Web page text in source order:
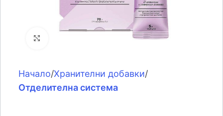
Начало Хранителни добавки
Отделителна система